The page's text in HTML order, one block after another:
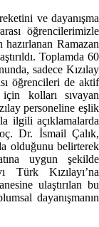
ve dayanışma
öğrencilerimizle
Ramazan
Toplamda 60
sadece Kızılay
öğrencileri de aktif
kolları sıvayan
personeline eşlik
ilgili açıklamalarda
Dr. İsmail Çalık,
olduğunu belirterek
uygun şekilde
Türk Kızılayı’na
ulaştırılan bu
dayanışmanın